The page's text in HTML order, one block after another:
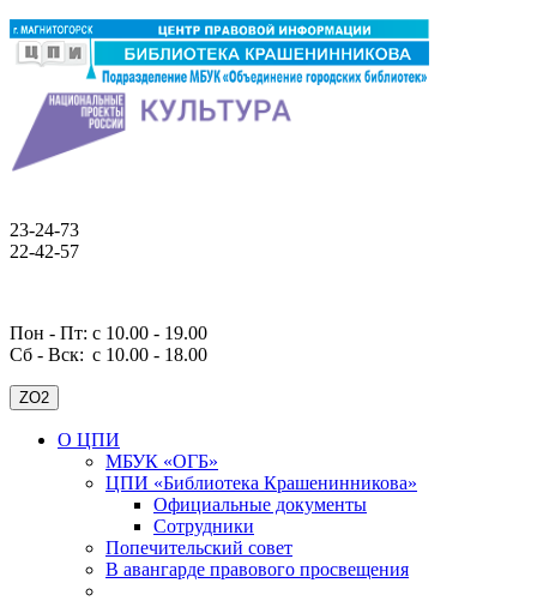
23-24-73
22-42-57
Пон - Пт: с 10.00 - 19.00
Сб - Вск: с 10.00 - 18.00
ZO2
О ЦПИ
МБУК «ОГБ»
ЦПИ «Библиотека Крашенинникова»
Официальные документы
Сотрудники
Попечительский совет
В авангарде правового просвещения